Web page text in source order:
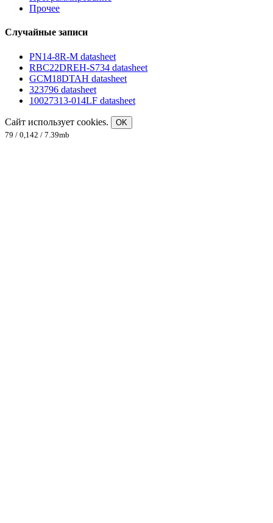
Прочее
Случайные записи
PN14-8R-M datasheet
RBC22DREH-S734 datasheet
GCM18DTAH datasheet
323796 datasheet
10027313-014LF datasheet
Сайт использует cookies.
OK
79 / 0,142 / 7.39mb